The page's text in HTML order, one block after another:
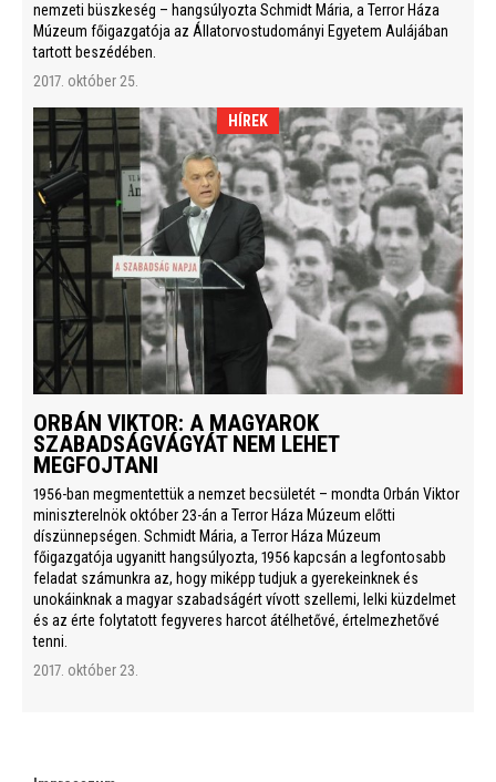
nemzeti büszkeség – hangsúlyozta Schmidt Mária, a Terror Háza
Múzeum főigazgatója az Állatorvostudományi Egyetem Aulájában
tartott beszédében.
2017. október 25.
HÍREK
ORBÁN VIKTOR: A MAGYAROK
SZABADSÁGVÁGYÁT NEM LEHET
MEGFOJTANI
1956-ban megmentettük a nemzet becsületét – mondta Orbán Viktor
miniszterelnök október 23-án a Terror Háza Múzeum előtti
díszünnepségen. Schmidt Mária, a Terror Háza Múzeum
főigazgatója ugyanitt hangsúlyozta, 1956 kapcsán a legfontosabb
feladat számunkra az, hogy miképp tudjuk a gyerekeinknek és
unokáinknak a magyar szabadságért vívott szellemi, lelki küzdelmet
és az érte folytatott fegyveres harcot átélhetővé, értelmezhetővé
tenni.
2017. október 23.